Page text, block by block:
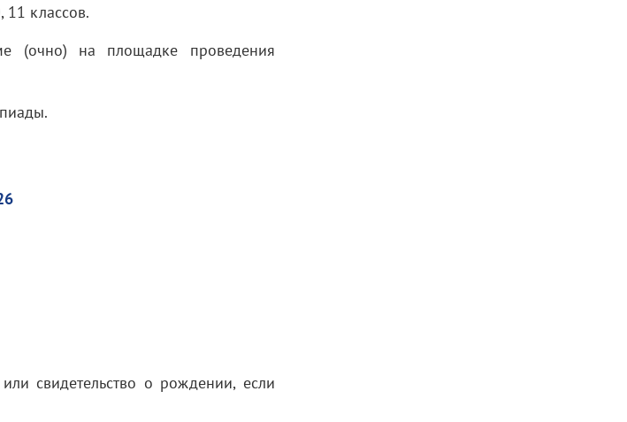
11 классов.
(очно) на площадке проведения
свидетельство о рождении, если